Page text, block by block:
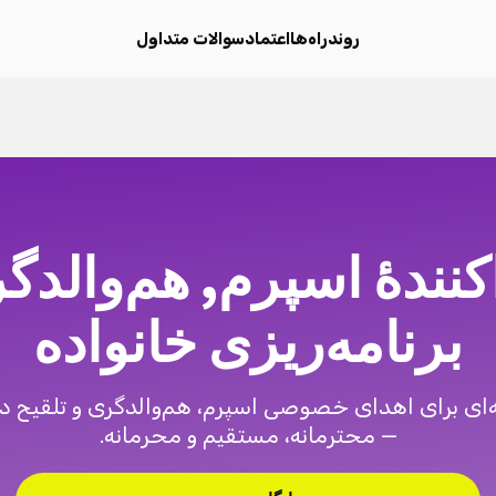
روندراه‌هااعتمادسوالات متداول
اسپرم,
برنامه‌ریزی خانواده
برای اهدای خصوصی اسپرم، هم‌والدگری و تلقیح
— محترمانه، مستقیم و محرمانه.